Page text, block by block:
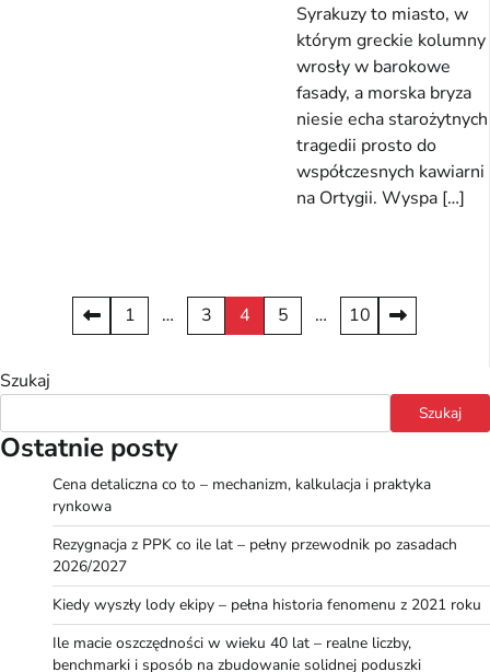
Syrakuzy to miasto, w
którym greckie kolumny
wrosły w barokowe
fasady, a morska bryza
niesie echa starożytnych
tragedii prosto do
współczesnych kawiarni
na Ortygii. Wyspa […]
Stronicowanie
1 … 3 4 5 … 10
Szukaj
Szukaj
Ostatnie posty
Cena detaliczna co to – mechanizm, kalkulacja i praktyka
rynkowa
Rezygnacja z PPK co ile lat – pełny przewodnik po zasadach
2026/2027
Kiedy wyszły lody ekipy – pełna historia fenomenu z 2021 roku
Ile macie oszczędności w wieku 40 lat – realne liczby,
benchmarki i sposób na zbudowanie solidnej poduszki